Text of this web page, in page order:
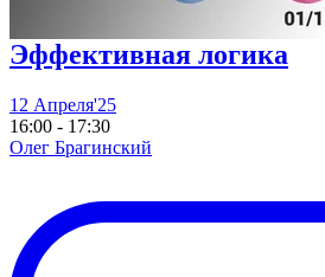
Эффективная логика
12 Апреля'25
16:00 - 17:30
Олег Брагинский